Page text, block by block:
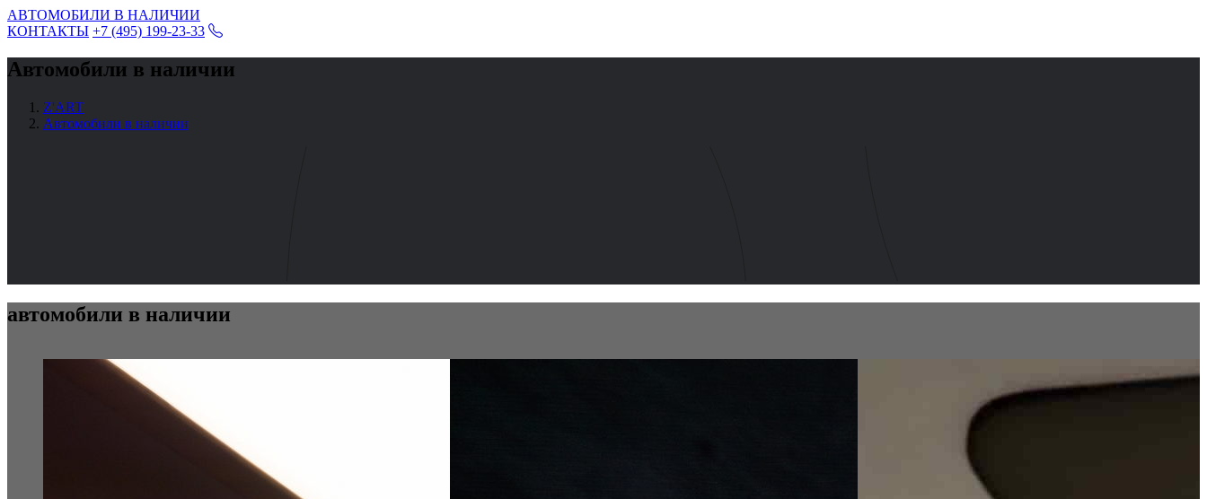
АВТОМОБИЛИ В НАЛИЧИИ
КОНТАКТЫ +7 (495) 199-23-33
Автомобили в наличии
Z'ART
Автомобили в наличии
автомобили в наличии